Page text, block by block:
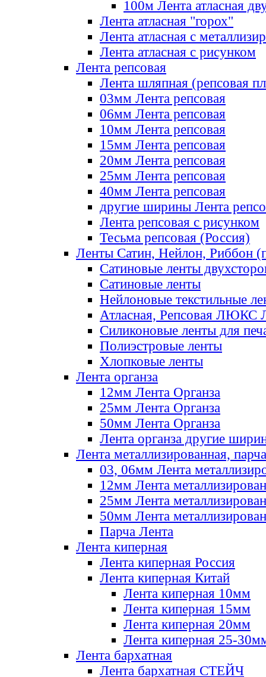
100м Лента атласная
Лента атласная "горох"
Лента атласная с
Лента атласная с рисунком
Лента репсовая
Лента шляпная (репсовая
03мм Лента репсовая
06мм Лента репсовая
10мм Лента репсовая
15мм Лента репсовая
20мм Лента репсовая
25мм Лента репсовая
40мм Лента репсовая
другие ширины Лента
Лента репсовая с рисунком
Тесьма репсовая (Россия)
Ленты Сатин, Нейлон, Риббон
Сатиновые ленты
Сатиновые ленты
Нейлоновые текстильные
Атласная, Репсовая ЛЮКС
Силиконовые ленты для
Полиэстровые ленты
Хлопковые ленты
Лента органза
12мм Лента Органза
25мм Лента Органза
50мм Лента Органза
Лента органза другие
Лента металлизированная, парча
03, 06мм Лента
12мм Лента
25мм Лента
50мм Лента
Парча Лента
Лента киперная
Лента киперная Россия
Лента киперная Китай
Лента киперная 10мм
Лента киперная 15мм
Лента киперная 20мм
Лента киперная 25-
Лента бархатная
Лента бархатная СТЕЙЧ